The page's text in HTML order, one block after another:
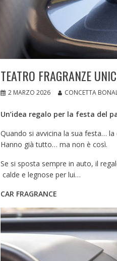
TEATRO FRAGRANZE
2 MARZO 2026 CONCETTA
Un’idea regalo per la festa del
Quando si avvicina la sua festa… la
Hanno già tutto… ma non è così.
Se si sposta sempre in auto, il
calde e legnose per lui…
CAR FRAGRANCE